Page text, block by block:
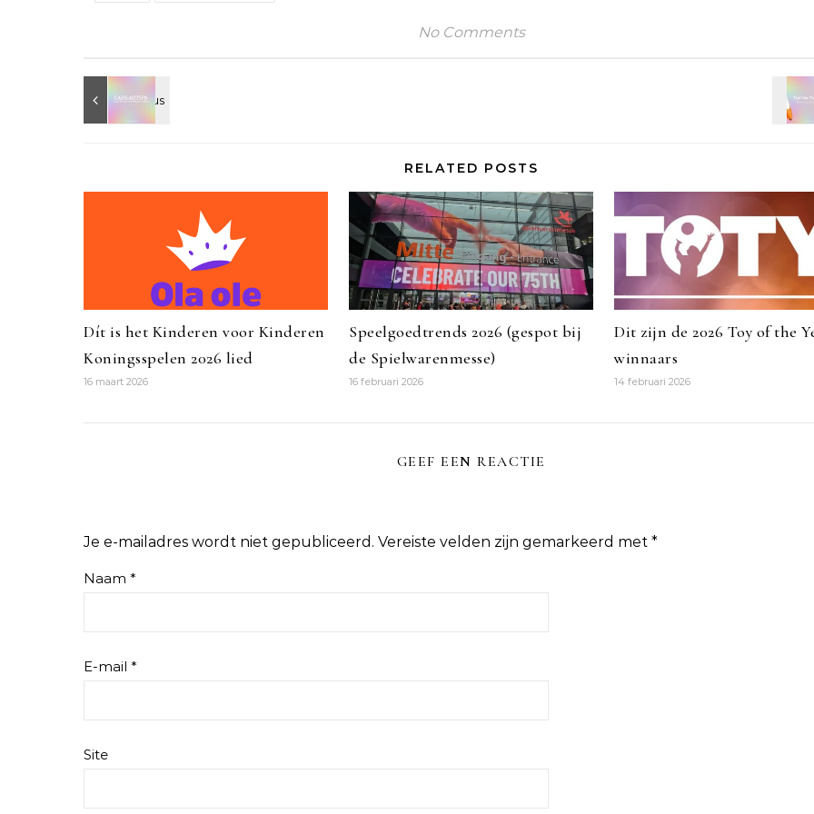
No Comments
RELATED POSTS
Dít is het Kinderen voor Kinderen
Koningsspelen 2026 lied
16 maart 2026
Speelgoedtrends 2026 (gespot bij
de Spielwarenmesse)
16 februari 2026
Dit zijn de 2026 Toy of the
winnaars
14 februari 2026
GEEF EEN REACTIE
Je e-mailadres wordt niet gepubliceerd. Vereiste velden zijn gemarkeerd met *
Naam *
E-mail *
Site